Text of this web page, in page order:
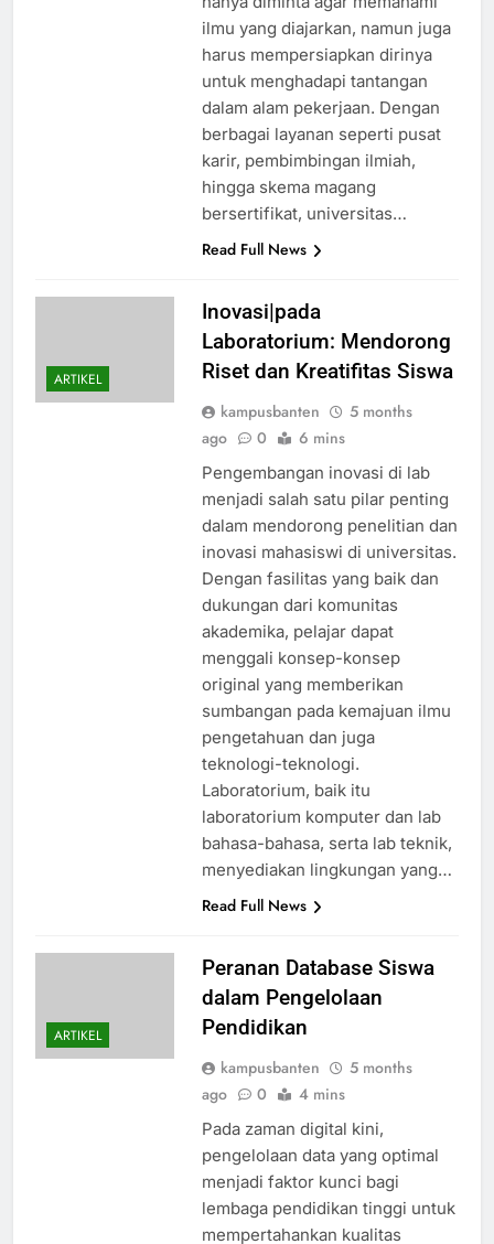
ilmu yang diajarkan, namun juga
harus mempersiapkan dirinya
untuk menghadapi tantangan
dalam alam pekerjaan. Dengan
berbagai layanan seperti pusat
karir, pembimbingan ilmiah,
hingga skema magang
bersertifikat, universitas…
Read Full News
ARTIKEL
Inovasi|pada
Laboratorium: Mendorong
Riset dan Kreatifitas Siswa
kampusbanten
5 months
ago
0 6 mins
Pengembangan inovasi di lab
menjadi salah satu pilar penting
dalam mendorong penelitian dan
inovasi mahasiswi di universitas.
Dengan fasilitas yang baik dan
dukungan dari komunitas
akademika, pelajar dapat
menggali konsep-konsep
original yang memberikan
sumbangan pada kemajuan ilmu
pengetahuan dan juga
teknologi-teknologi.
Laboratorium, baik itu
laboratorium komputer dan lab
bahasa-bahasa, serta lab teknik,
menyediakan lingkungan yang…
Read Full News
ARTIKEL
Peranan Database Siswa
dalam Pengelolaan
Pendidikan
kampusbanten
5 months
ago
0 4 mins
Pada zaman digital kini,
pengelolaan data yang optimal
menjadi faktor kunci bagi
lembaga pendidikan tinggi untuk
mempertahankan kualitas